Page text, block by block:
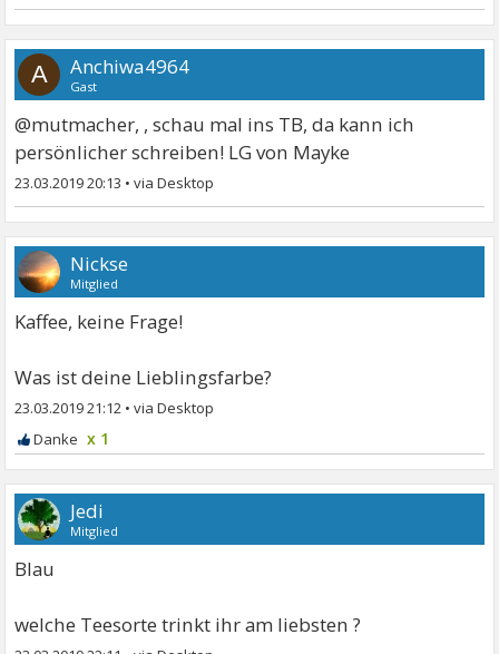
A Anchiwa4964
Gast
@mutmacher, , schau mal ins TB, da kann ich
persönlicher schreiben! LG von Mayke
23.03.2019 20:13 •
Nickse
Mitglied
Kaffee, keine Frage!
Was ist deine Lieblingsfarbe?
23.03.2019 21:12 •
x 1
Jedi
Mitglied
Blau
welche Teesorte trinkt ihr am liebsten ?